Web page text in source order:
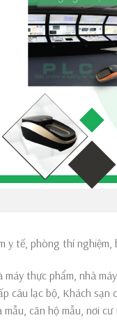
y tế, phòng thí nghiệm,
máy thực phẩm, nhà
câu lạc bộ, Khách
căn hộ mẫu, nơi